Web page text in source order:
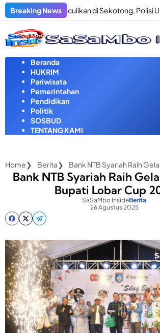
Langsung
ke
Breaking News
Penculikan di Sekotong, Polisi Ungkap
Beranda
HUKRIM
Pariwisata
Pemerintahan
Pendidikan
Politik
SOSBUD
TENTANG KAMI
Home Berita
Bank NTB Syariah Raih
Bupati Lobar Cup
SaSaMbo InsideBerita
26 Agustus 2025